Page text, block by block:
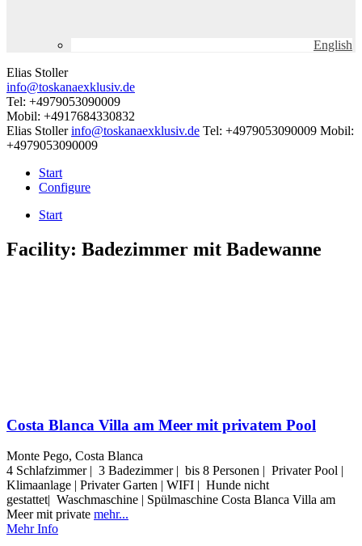
English
Elias Stoller
info@toskanaexklusiv.de
Tel: +4979053090009
Mobil: +4917684330832
Elias Stoller info@toskanaexklusiv.de Tel: +4979053090009 Mobil:
+4979053090009
Start
Configure
Start
Facility: Badezimmer mit Badewanne
Costa Blanca Villa am Meer mit privatem Pool
Monte Pego, Costa Blanca
4 Schlafzimmer | 3 Badezimmer | bis 8 Personen | Privater Pool |
Klimaanlage | Privater Garten | WIFI | Hunde nicht
gestattet| Waschmaschine | Spülmaschine Costa Blanca Villa am
Meer mit private mehr...
Mehr Info